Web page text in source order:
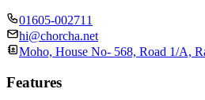
01605-002711
hi@chorcha.net
Moho, House No- 568, Road 1/A,
Features